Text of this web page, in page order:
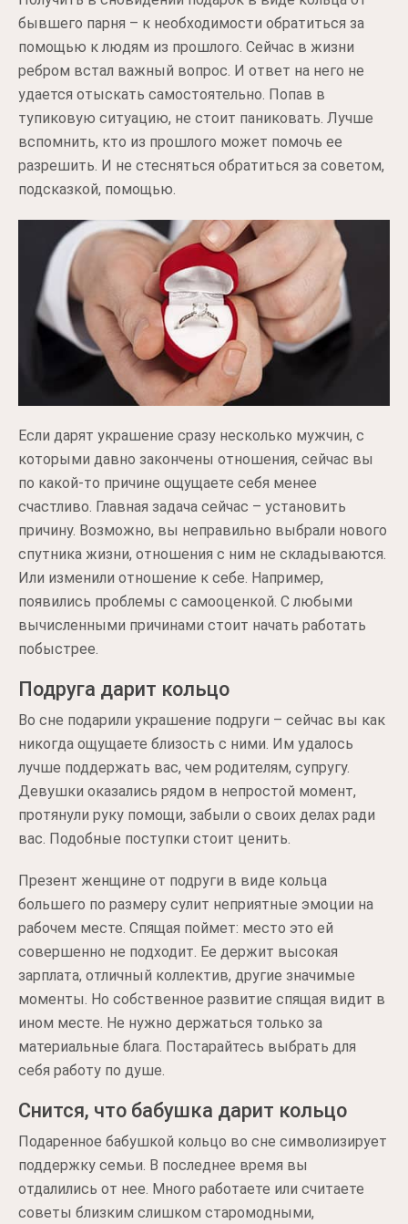
бывшего парня – к необходимости обратиться за
помощью к людям из прошлого. Сейчас в жизни
ребром встал важный вопрос. И ответ на него не
удается отыскать самостоятельно. Попав в
тупиковую ситуацию, не стоит паниковать. Лучше
вспомнить, кто из прошлого может помочь ее
разрешить. И не стесняться обратиться за советом,
подсказкой, помощью.
Если дарят украшение сразу несколько мужчин, с
которыми давно закончены отношения, сейчас вы
по какой-то причине ощущаете себя менее
счастливо. Главная задача сейчас – установить
причину. Возможно, вы неправильно выбрали нового
спутника жизни, отношения с ним не складываются.
Или изменили отношение к себе. Например,
появились проблемы с самооценкой. С любыми
вычисленными причинами стоит начать работать
побыстрее.
Подруга дарит кольцо
Во сне подарили украшение подруги – сейчас вы как
никогда ощущаете близость с ними. Им удалось
лучше поддержать вас, чем родителям, супругу.
Девушки оказались рядом в непростой момент,
протянули руку помощи, забыли о своих делах ради
вас. Подобные поступки стоит ценить.
Презент женщине от подруги в виде кольца
большего по размеру сулит неприятные эмоции на
рабочем месте. Спящая поймет: место это ей
совершенно не подходит. Ее держит высокая
зарплата, отличный коллектив, другие значимые
моменты. Но собственное развитие спящая видит в
ином месте. Не нужно держаться только за
материальные блага. Постарайтесь выбрать для
себя работу по душе.
Снится, что бабушка дарит кольцо
Подаренное бабушкой кольцо во сне символизирует
поддержку семьи. В последнее время вы
отдалились от нее. Много работаете или считаете
советы близким слишком старомодными,